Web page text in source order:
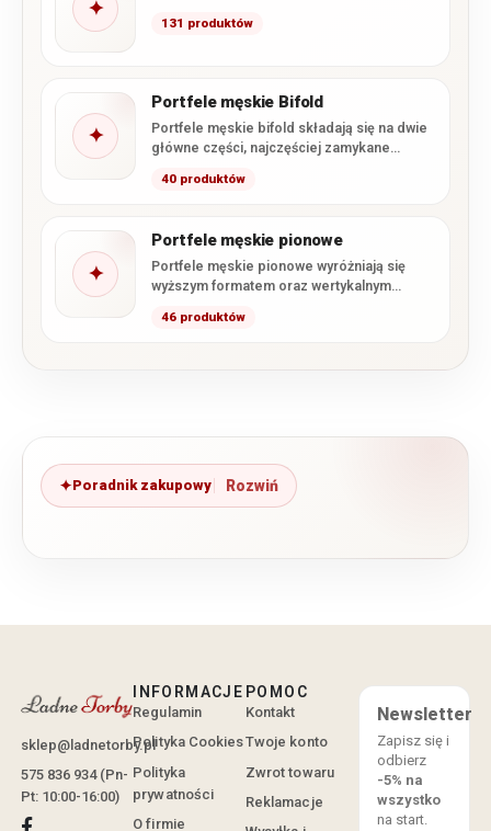
✦
131 produktów
✦
Portfele męskie Bifold
Portfele męskie bifold składają się na dwie
główne części, najczęściej zamykane
40 produktów
✦
Portfele męskie pionowe
Portfele męskie pionowe wyróżniają się
wyższym formatem oraz wertykalnym
znajdują…
46 produktów
Poradnik zakupowy
sklep@ladnetorby.pl
575 836 934 (Pn-
Pt: 10:00-16:00)
INFORMACJE
Regulamin
Polityka Cookies
Polityka
prywatności
O firmie
POMOC
Kontakt
Twoje konto
Zwrot towaru
Reklamacje
Newsletter
Zapisz się i
odbierz
-5% na
wszystko
na start.